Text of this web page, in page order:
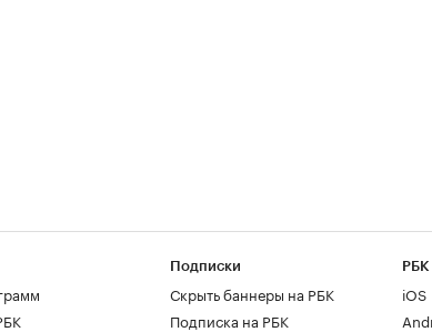
Подписки
Скрыть баннеры на РБК
Подписка на РБК
РБК
iOS